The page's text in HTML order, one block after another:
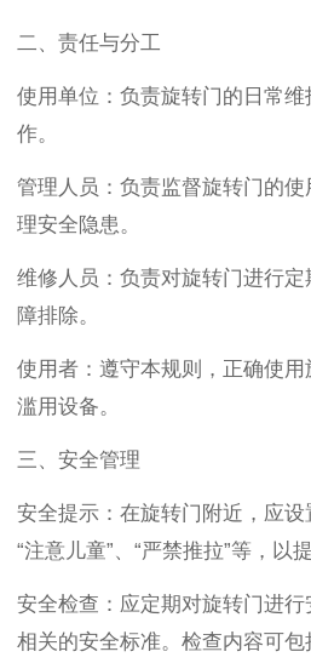
二、责任与分工
使用单位：负责旋转门的日常
作。
管理人员：负责监督旋转门的
理安全隐患。
维修人员：负责对旋转门进行
障排除。
使用者：遵守本规则，正确使
滥用设备。
三、安全管理
安全提示：在旋转门附近，应
“注意儿童”、“严禁推拉”等，以
安全检查：应定期对旋转门进
相关的安全标准。检查内容可包